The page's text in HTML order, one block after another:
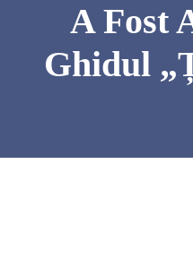
A Fost
Ghidul